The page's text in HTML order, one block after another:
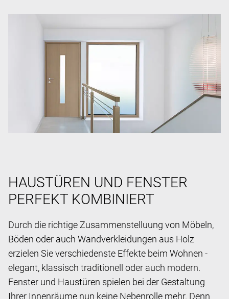
HAUSTÜREN UND FENSTER
PERFEKT KOMBINIERT
Durch die richtige Zusammenstelluung von Möbeln,
Böden oder auch Wandverkleidungen aus Holz
erzielen Sie verschiedenste Effekte beim Wohnen -
elegant, klassisch traditionell oder auch modern.
Fenster und Haustüren spielen bei der Gestaltung
Ihrer Innenräume nun keine Nebenrolle mehr. Denn